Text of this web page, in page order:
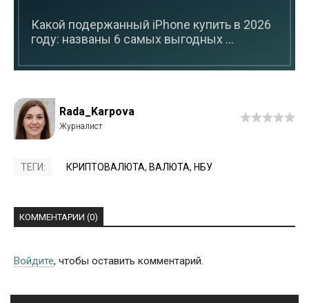
Какой подержанный iPhone купить в 2026
году: названы 6 самых выгодных ...
Rada_Karpova
ТЕГИ: КРИПТОВАЛЮТА, ВАЛЮТА, НБУ
КОММЕНТАРИИ (0)
Войдите, чтобы оставить комментарий.